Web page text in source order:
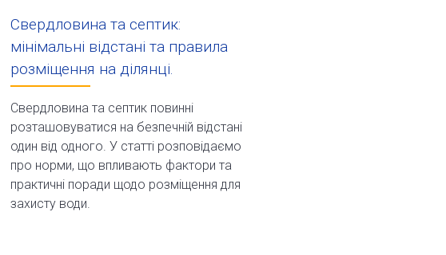
Свердловина та септик:
мінімальні відстані та правила
розміщення на ділянці.
Свердловина та септик повинні
розташовуватися на безпечній відстані
один від одного. У статті розповідаємо
про норми, що впливають фактори та
практичні поради щодо розміщення для
захисту води.